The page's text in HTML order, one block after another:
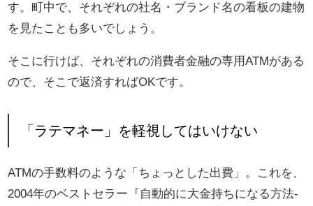
す。町中で、それぞれの社名・ブランド名の看板の建物
を見たことも多いでしょう。
そこに行けば、それぞれの消費者金融の専用ATMがある
ので、そこで返済すればOKです。
「ラテマネー」を軽視してはいけない
ATMの手数料のような「ちょっとした出費」。これを、
2004年のベストセラー『自動的に大金持ちになる方法-